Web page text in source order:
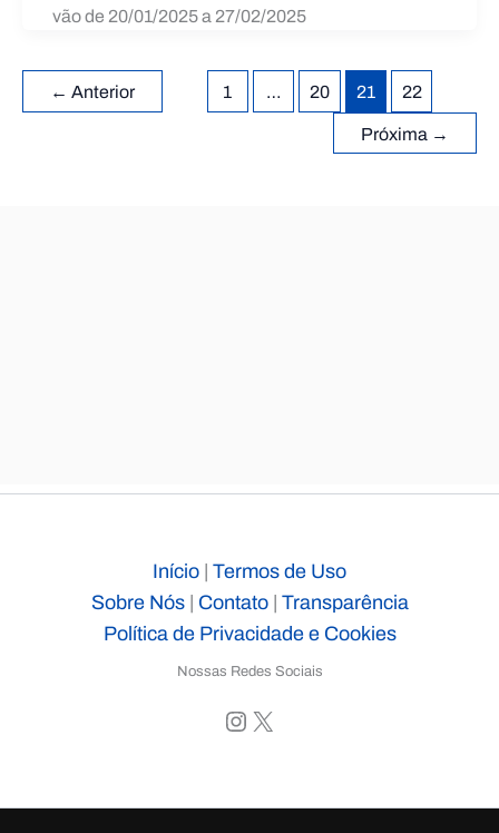
vão de 20/01/2025 a 27/02/2025
← Anterior 1 … 20 21 22
Próxima →
Início Termos de Uso
Sobre Nós| Contato| Transparência
Política de Privacidade e Cookies
Nossas Redes Sociais
Instagram
X